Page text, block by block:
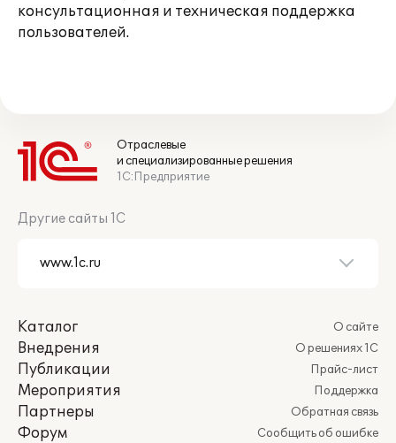
консультационная и техническая поддержка
пользователей.
Отраслевые
и специализированные решения
1С:Предприятие
Другие сайты 1С
Каталог
Внедрения
Публикации
Мероприятия
Партнеры
Форум
О сайте
О решениях 1С
Прайс-лист
Поддержка
Обратная связь
Сообщить об ошибке